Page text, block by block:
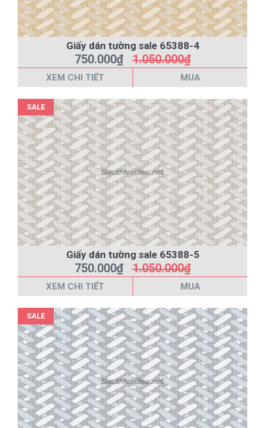
Giấy dán tường sale 65388-4
750.000₫1.050.000₫
XEM CHI TIẾT MUA
SALE
Giấy dán tường sale 65388-5
750.000₫1.050.000₫
XEM CHI TIẾT MUA
SALE